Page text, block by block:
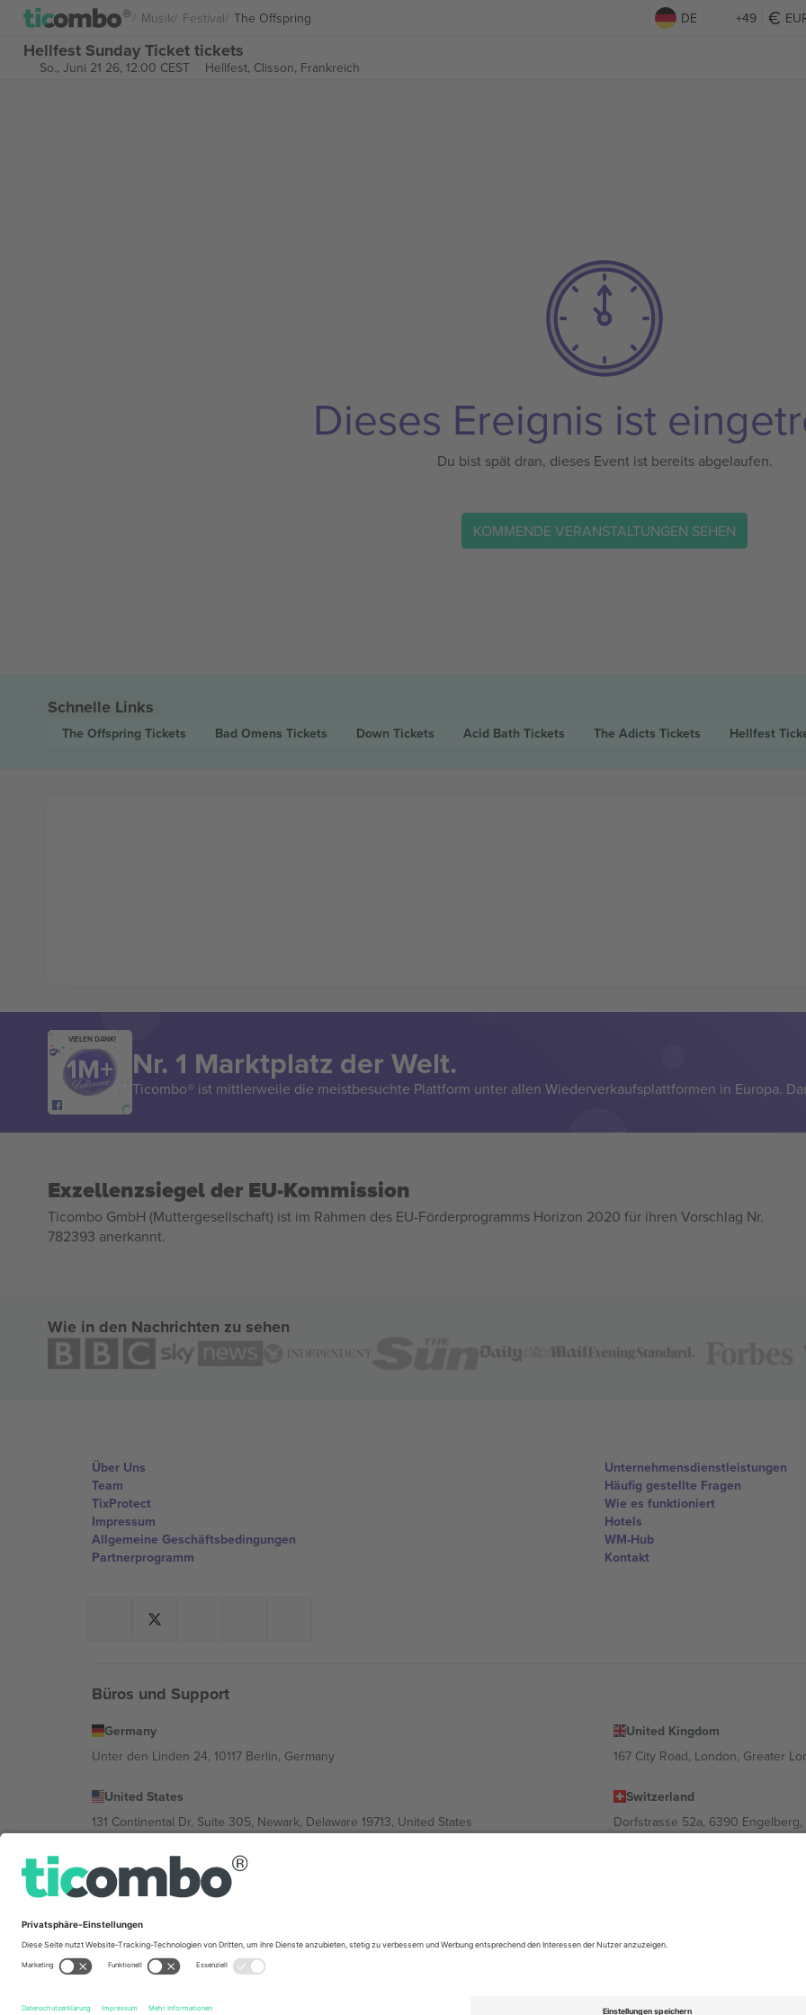
Musik Festival The Offspring DE +49
Hellfest Sunday Ticket tickets
So., Juni 21 26, 12:00 CEST Hellfest, Clisson, Frankreich
Dieses Ereignis ist
Du bist spät dran, dieses Event ist bereits abgelaufen.
KOMMENDE VERANSTALTUNGEN SEHEN
Schnelle Links
The Offspring Tickets Bad Omens Tickets Down Tickets Acid Bath Tickets The Adicts Tickets Hellfest
VIELEN DANK!
Nr. 1 Marktplatz der Welt.
Ticombo® ist mittlerweile die meistbesuchte Plattform unter allen Wiederverkaufsplattformen in Europa.
Exzellenzsiegel der EU-Kommission
Ticombo GmbH (Muttergesellschaft) ist im Rahmen des EU-Förderprogramms Horizon 2020 für ihren Vorschlag Nr.
782393 anerkannt.
Wie in den Nachrichten zu sehen
Über Uns
Team
TixProtect
Impressum
Allgemeine Geschäftsbedingungen
Partnerprogramm
Unternehmensdienstleistungen
Häufig gestellte Fragen
Wie es funktioniert
Hotels
WM-Hub
Kontakt
Büros und Support
Germany
Unter den Linden 24, 10117 Berlin, Germany
United Kingdom
167 City Road, London, Greater
United States
131 Continental Dr, Suite 305, Newark, Delaware 19713, United States
Switzerland
Dorfstrasse 52a, 6390 Engelberg,
Bulgaria
Regus Sofia City West, bul Totleben 53-55, 1606 Sofia, Bulgaria
Mexico
Av Chapultepec 360, Roma Norte, Cuauhtémoc, 06700 Ciudad de México, CDMX, Mexico
im Impressum und in den Allgemeinen Geschäftsbedingungen.,
© 2026 Ticombo. Alle Rechte vorbehalten.